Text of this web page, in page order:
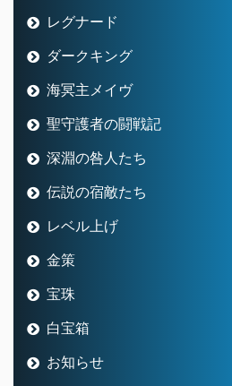
レグナード
ダークキング
海冥主メイヴ
聖守護者の闘戦記
深淵の咎人たち
伝説の宿敵たち
レベル上げ
金策
宝珠
白宝箱
お知らせ